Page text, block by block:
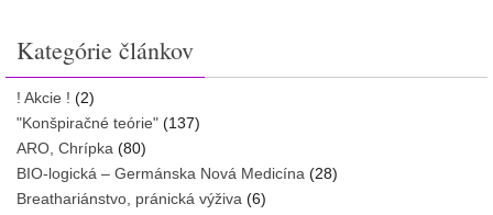
Kategórie článkov
! Akcie ! (2)
"Konšpiračné teórie" (137)
ARO, Chrípka (80)
BIO-logická – Germánska Nová Medicína (28)
Breathariánstvo, pránická výživa (6)